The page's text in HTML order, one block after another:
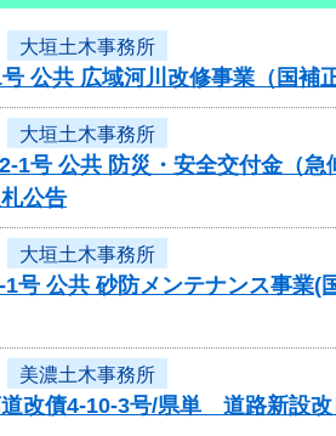
大垣土木事務所
公共 広域河川改修事業（国
大垣土木事務所
1号 公共 防災・安全交付金（
公告
大垣土木事務所
1号 公共 砂防メンテナンス事
美濃土木事務所
道改債4-10-3号/県単 道路新設